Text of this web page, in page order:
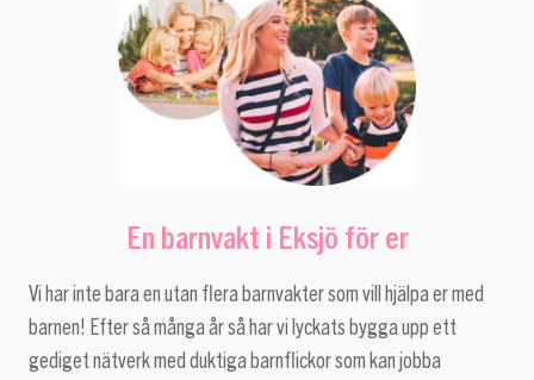
En barnvakt i Eksjö för er
Vi har inte bara en utan flera barnvakter som vill hjälpa er med
barnen! Efter så många år så har vi lyckats bygga upp ett
gediget nätverk med duktiga barnflickor som kan jobba